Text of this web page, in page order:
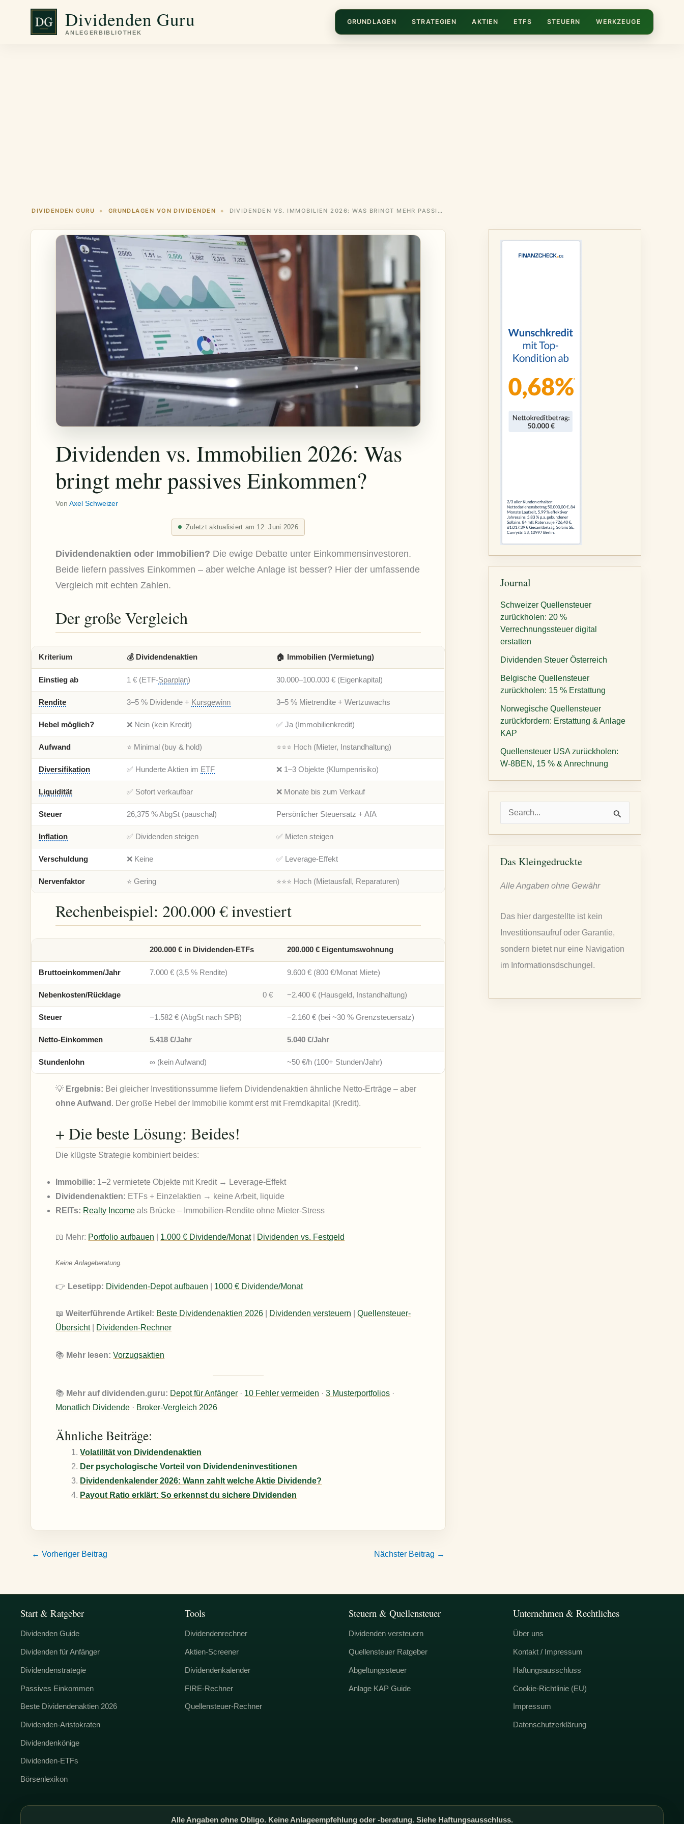
springen
Dividenden Guru GRUNDLAGEN STRATEGIEN AKTIEN ETFS STEUERN WERKZEUGE
DIVIDENDEN GURU ◆ GRUNDLAGEN VON DIVIDENDEN ◆ DIVIDENDEN VS. IMMOBILIEN 2026: WAS BRINGT MEHR PASSIVES EINKOMMEN?
Dividenden vs. Immobilien 2026: Was
bringt mehr passives Einkommen?
VonAxel Schweizer
Zuletzt aktualisiert am 12. Juni 2026
Dividendenaktien oder Immobilien? Die ewige Debatte unter Einkommensinvestoren.
Beide liefern passives Einkommen – aber welche Anlage ist besser? Hier der umfassende
Vergleich mit echten Zahlen.
Der große Vergleich
Kriterium 💰 Dividendenaktien 🏠 Immobilien (Vermietung)
Einstieg ab 1 € (ETF-Sparplan) 30.000–100.000 € (Eigenkapital)
Rendite 3–5 % Dividende + Kursgewinn 3–5 % Mietrendite + Wertzuwachs
Hebel möglich? ❌ Nein (kein Kredit) ✅ Ja (Immobilienkredit)
Aufwand ⭐ Minimal (buy & hold) ⭐⭐⭐ Hoch (Mieter, Instandhaltung)
Diversifikation ✅ Hunderte Aktien im ETF ❌ 1–3 Objekte (Klumpenrisiko)
Liquidität ✅ Sofort verkaufbar ❌ Monate bis zum Verkauf
Steuer 26,375 % AbgSt (pauschal) Persönlicher Steuersatz + AfA
Inflation ✅ Dividenden steigen ✅ Mieten steigen
Verschuldung ❌ Keine ✅ Leverage-Effekt
Nervenfaktor ⭐ Gering ⭐⭐⭐ Hoch (Mietausfall, Reparaturen)
Rechenbeispiel: 200.000 € investiert
200.000 € in Dividenden-ETFs 200.000 € Eigentumswohnung
Bruttoeinkommen/Jahr 7.000 € (3,5 % Rendite) 9.600 € (800 €/Monat Miete)
Nebenkosten/Rücklage 0 € −2.400 € (Hausgeld, Instandhaltung)
Steuer −1.582 € (AbgSt nach SPB) −2.160 € (bei ~30 % Grenzsteuersatz)
Netto-Einkommen 5.418 €/Jahr 5.040 €/Jahr
Stundenlohn ∞ (kein Aufwand) ~50 €/h (100+ Stunden/Jahr)
💡 Ergebnis: Bei gleicher Investitionssumme liefern Dividendenaktien ähnliche Netto-Erträge – aber
ohne Aufwand . Der große Hebel der Immobilie kommt erst mit Fremdkapital (Kredit).
+ Die beste Lösung: Beides!
Die klügste Strategie kombiniert beides:
Immobilie: 1–2 vermietete Objekte mit Kredit → Leverage-Effekt
Dividendenaktien: ETFs + Einzelaktien → keine Arbeit, liquide
REITs: Realty Income als Brücke – Immobilien-Rendite ohne Mieter-Stress
📖 Mehr: Portfolio aufbauen 1.000 € Dividende/Monat| Dividenden vs. Festgeld
Keine Anlageberatung.
👉 Lesetipp: Dividenden-Depot aufbauen 1000 € Dividende/Monat
📖Weiterführende Artikel: Beste Dividendenaktien 2026 Dividenden versteuern |Quellensteuer-
Übersicht| Dividenden-Rechner
📚 Mehr lesen: Vorzugsaktien
📚 Mehr auf dividenden.guru: Depot für Anfänger · 10 Fehler vermeiden ·3 Musterportfolios ·
Monatlich Dividende · Broker-Vergleich 2026
Ähnliche Beiträge:
Volatilität von Dividendenaktien
Der psychologische Vorteil von Dividendeninvestitionen
Dividendenkalender 2026: Wann zahlt welche Aktie Dividende?
Payout Ratio erklärt: So erkennst du sichere Dividenden
← Vorheriger Beitrag Nächster Beitrag →
Journal
Schweizer Quellensteuer
zurückholen: 20 %
Verrechnungssteuer digital
erstatten
Dividenden Steuer Österreich
Belgische Quellensteuer
zurückholen: 15 % Erstattung
Norwegische Quellensteuer
zurückfordern: Erstattung & Anlage
KAP
Quellensteuer USA zurückholen:
W-8BEN, 15 % & Anrechnung
h
n
Das Kleingedruckte
Alle Angaben ohne Gewähr
Das hier dargestellte ist kein
Investitionsaufruf oder Garantie,
sondern bietet nur eine Navigation
im Informationsdschungel.
Start & Ratgeber
Dividenden Guide
Dividenden für Anfänger
Dividendenstrategie
Passives Einkommen
Beste Dividendenaktien 2026
Dividenden-Aristokraten
Dividendenkönige
Dividenden-ETFs
Börsenlexikon
Tools
Dividendenrechner
Aktien-Screener
Dividendenkalender
FIRE-Rechner
Quellensteuer-Rechner
Steuern & Quellensteuer
Dividenden versteuern
Quellensteuer Ratgeber
Abgeltungssteuer
Anlage KAP Guide
Unternehmen & Rechtliches
Über uns
Kontakt / Impressum
Haftungsausschluss
Cookie-Richtlinie (EU)
Impressum
Datenschutzerklärung
Alle Angaben ohne Obligo. Keine Anlageempfehlung oder -beratung. Siehe Haftungsausschluss.